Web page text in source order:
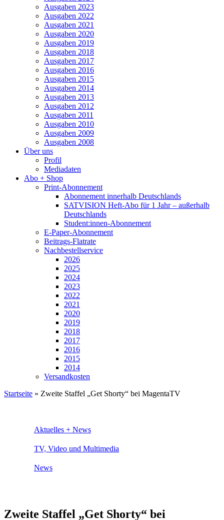
Ausgaben 2023
Ausgaben 2022
Ausgaben 2021
Ausgaben 2020
Ausgaben 2019
Ausgaben 2018
Ausgaben 2017
Ausgaben 2016
Ausgaben 2015
Ausgaben 2014
Ausgaben 2013
Ausgaben 2012
Ausgaben 2011
Ausgaben 2010
Ausgaben 2009
Ausgaben 2008
Über uns
Profil
Mediadaten
Abo + Shop
Print-Abonnement
Abonnement innerhalb Deutschlands
SATVISION Heft-Abo für 1 Jahr – außerhalb
Deutschlands
Student:innen-Abonnement
E-Paper-Abonnement
Beitrags-Flatrate
Nachbestellservice
2026
2025
2024
2023
2022
2021
2020
2019
2018
2017
2016
2015
2014
Versandkosten
Startseite » Zweite Staffel „Get Shorty“ bei MagentaTV
Aktuelles + News
TV, Video und Multimedia
News
Zweite Staffel „Get Shorty“ bei